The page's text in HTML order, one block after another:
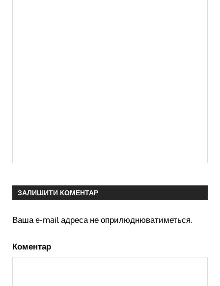
ЗАЛИШИТИ КОМЕНТАР
Ваша e-mail адреса не оприлюднюватиметься.
Коментар